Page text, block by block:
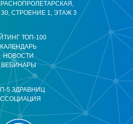
ТОП-100
КАЛЕНДАРЬ
НОВОСТИ
ВЕБИНАРЫ
5 ЗДРАВНИЦ
СТРОЕНИЕ 1, ЭТАЖ 3